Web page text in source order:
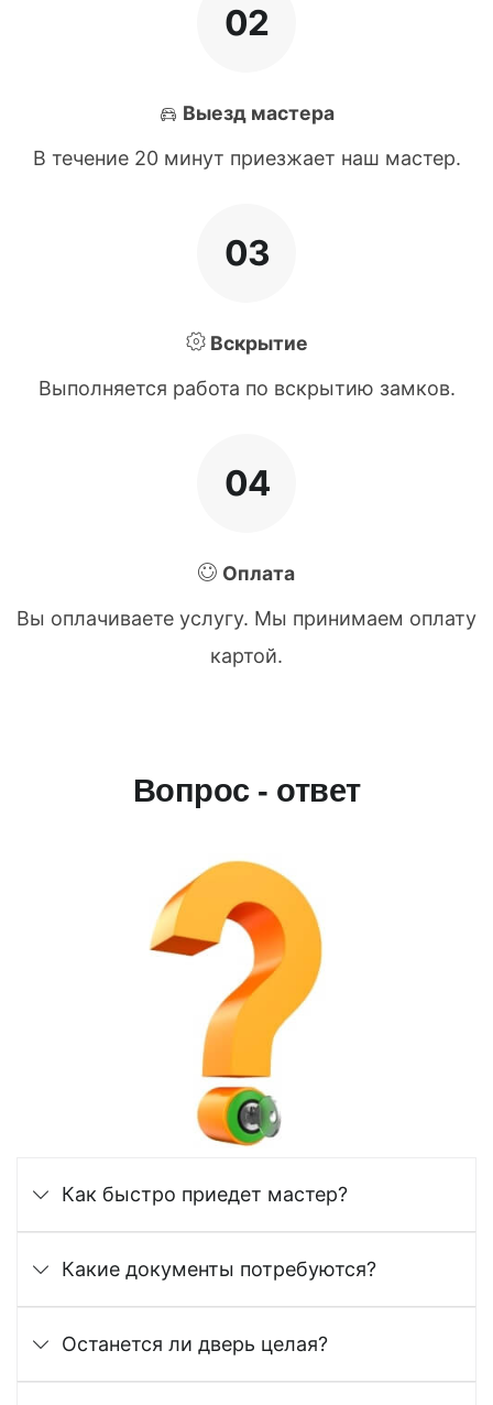
02
Выезд мастера
В течение 20 минут приезжает наш мастер.
03
Вскрытие
Выполняется работа по вскрытию замков.
04
Оплата
Вы оплачиваете услугу. Мы принимаем оплату
картой.
Вопрос - ответ
Как быстро приедет мастер?
Какие документы потребуются?
Останется ли дверь целая?